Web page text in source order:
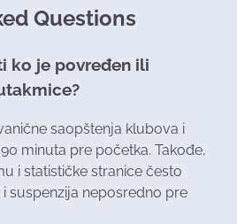
Questions
ko je povređen ili
saopštenja klubova i
minuta pre početka. Takođe,
i statističke stranice često
suspenzija neposredno pre